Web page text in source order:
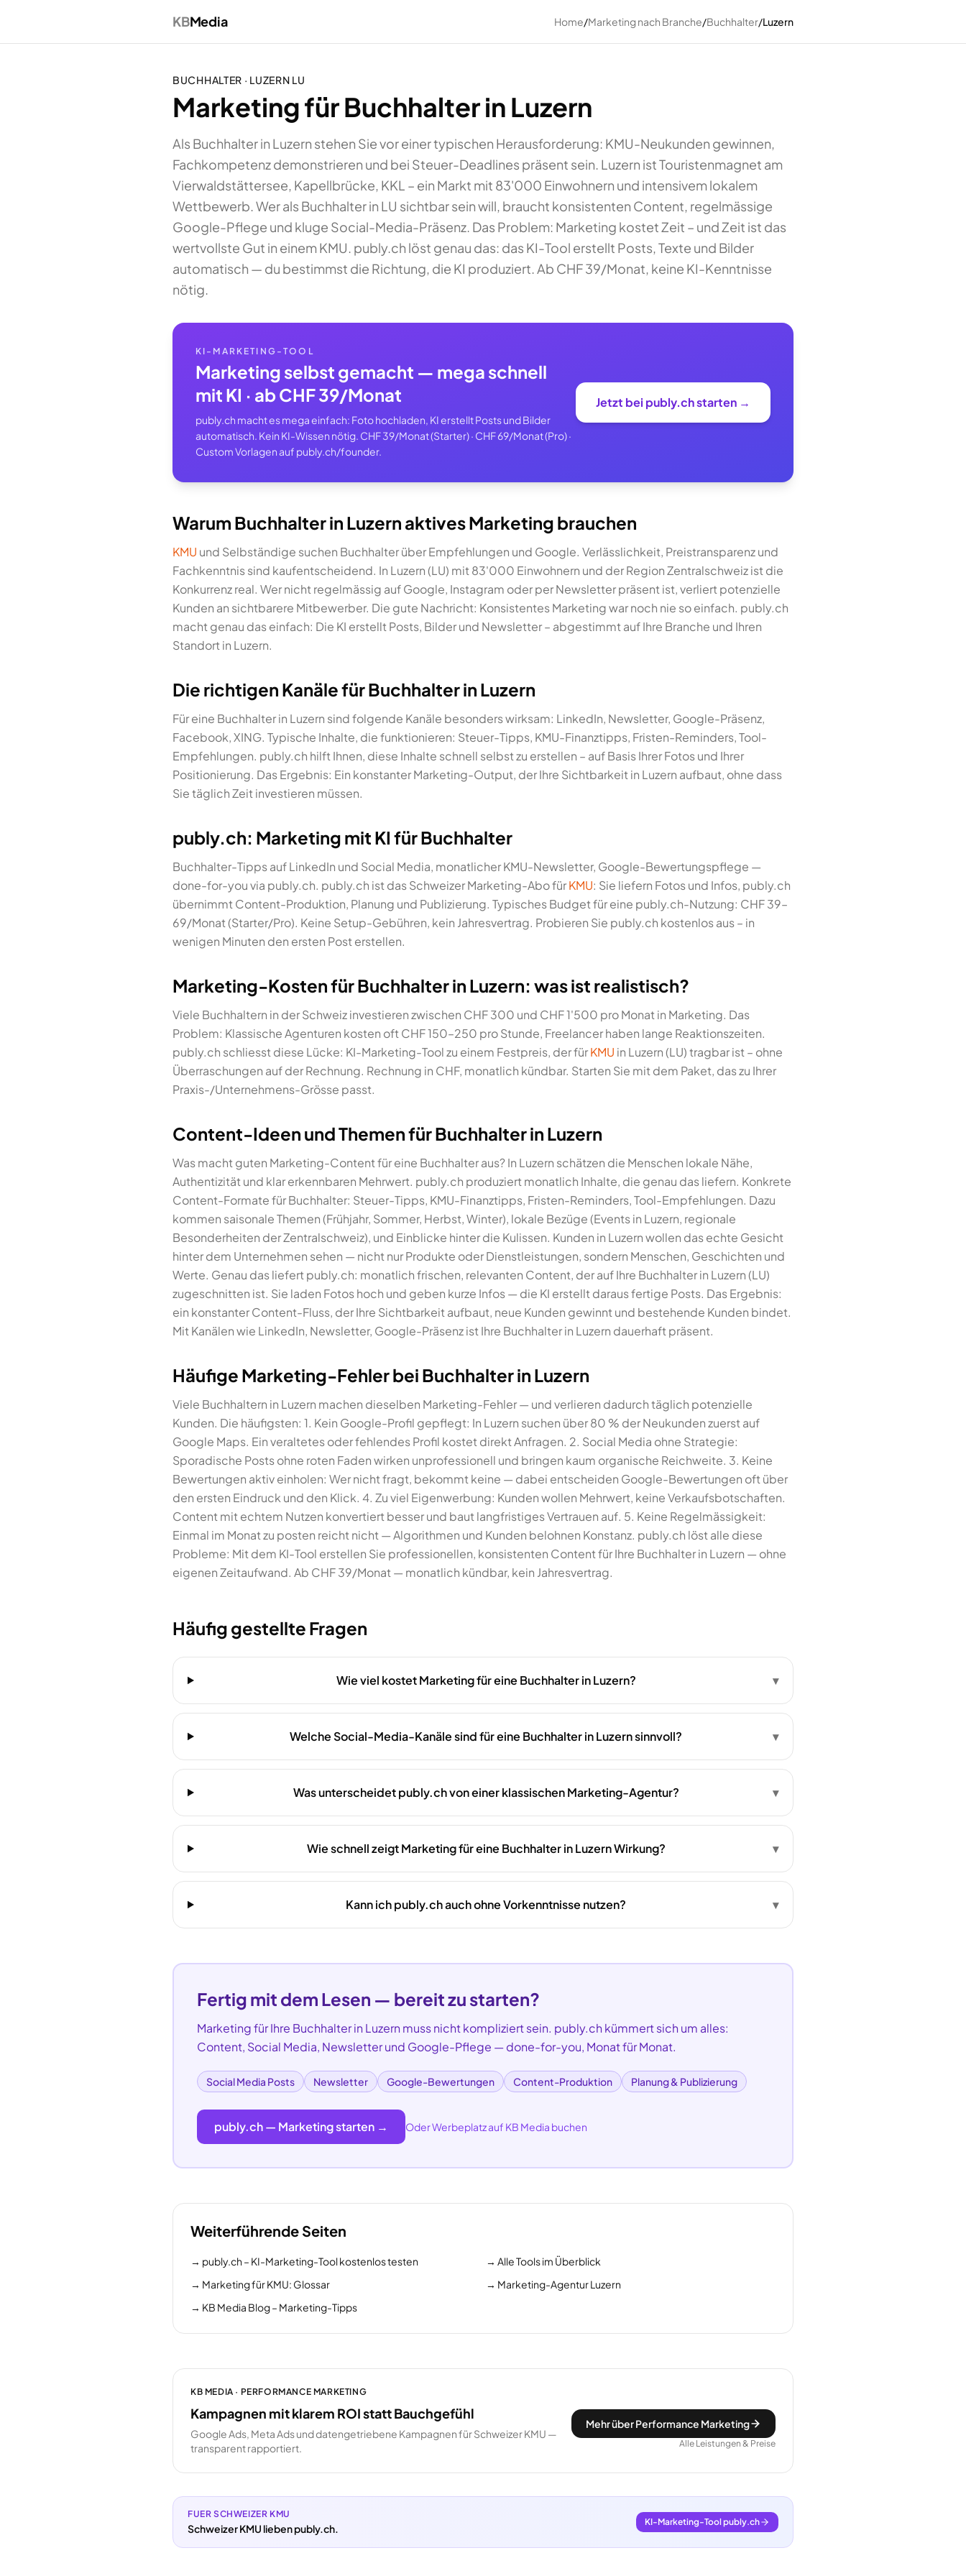
KBMedia Home/Marketing nach Branche/Buchhalter/Luzern
BUCHHALTER · LUZERN LU
Marketing für Buchhalter in Luzern
Als Buchhalter in Luzern stehen Sie vor einer typischen Herausforderung: KMU-Neukunden gewinnen,
Fachkompetenz demonstrieren und bei Steuer-Deadlines präsent sein. Luzern ist Touristenmagnet am
Vierwaldstättersee, Kapellbrücke, KKL – ein Markt mit 83'000 Einwohnern und intensivem lokalem
Wettbewerb. Wer als Buchhalter in LU sichtbar sein will, braucht konsistenten Content, regelmässige
Google-Pflege und kluge Social-Media-Präsenz. Das Problem: Marketing kostet Zeit – und Zeit ist das
wertvollste Gut in einem KMU. publy.ch löst genau das: das KI-Tool erstellt Posts, Texte und Bilder
automatisch — du bestimmst die Richtung, die KI produziert. Ab CHF 39/Monat, keine KI-Kenntnisse
nötig.
KI-MARKETING-TOOL
Marketing selbst gemacht — mega schnell
mit KI · ab CHF 39/Monat
publy.ch macht es mega einfach: Foto hochladen, KI erstellt Posts und Bilder
automatisch. Kein KI-Wissen nötig. CHF 39/Monat (Starter) · CHF 69/Monat (Pro) ·
Custom Vorlagen auf publy.ch/founder.
Jetzt bei publy.ch starten →
Warum Buchhalter in Luzern aktives Marketing brauchen
KMU und Selbständige suchen Buchhalter über Empfehlungen und Google. Verlässlichkeit, Preistransparenz und
Fachkenntnis sind kaufentscheidend. In Luzern (LU) mit 83'000 Einwohnern und der Region Zentralschweiz ist die
Konkurrenz real. Wer nicht regelmässig auf Google, Instagram oder per Newsletter präsent ist, verliert potenzielle
Kunden an sichtbarere Mitbewerber. Die gute Nachricht: Konsistentes Marketing war noch nie so einfach. publy.ch
macht genau das einfach: Die KI erstellt Posts, Bilder und Newsletter – abgestimmt auf Ihre Branche und Ihren
Standort in Luzern.
Die richtigen Kanäle für Buchhalter in Luzern
Für eine Buchhalter in Luzern sind folgende Kanäle besonders wirksam: LinkedIn, Newsletter, Google-Präsenz,
Facebook, XING. Typische Inhalte, die funktionieren: Steuer-Tipps, KMU-Finanztipps, Fristen-Reminders, Tool-
Empfehlungen. publy.ch hilft Ihnen, diese Inhalte schnell selbst zu erstellen – auf Basis Ihrer Fotos und Ihrer
Positionierung. Das Ergebnis: Ein konstanter Marketing-Output, der Ihre Sichtbarkeit in Luzern aufbaut, ohne dass
Sie täglich Zeit investieren müssen.
publy.ch: Marketing mit KI für Buchhalter
Buchhalter-Tipps auf LinkedIn und Social Media, monatlicher KMU-Newsletter, Google-Bewertungspflege —
done-for-you via publy.ch. publy.ch ist das Schweizer Marketing-Abo fürKMU: Sie liefern Fotos und Infos, publy.ch
übernimmt Content-Produktion, Planung und Publizierung. Typisches Budget für eine publy.ch-Nutzung: CHF 39–
69/Monat (Starter/Pro). Keine Setup-Gebühren, kein Jahresvertrag. Probieren Sie publy.ch kostenlos aus – in
wenigen Minuten den ersten Post erstellen.
Marketing-Kosten für Buchhalter in Luzern: was ist realistisch?
Viele Buchhaltern in der Schweiz investieren zwischen CHF 300 und CHF 1'500 pro Monat in Marketing. Das
Problem: Klassische Agenturen kosten oft CHF 150–250 pro Stunde, Freelancer haben lange Reaktionszeiten.
publy.ch schliesst diese Lücke: KI-Marketing-Tool zu einem Festpreis, der fürKMU in Luzern (LU) tragbar ist – ohne
Überraschungen auf der Rechnung. Rechnung in CHF, monatlich kündbar. Starten Sie mit dem Paket, das zu Ihrer
Praxis-/Unternehmens-Grösse passt.
Content-Ideen und Themen für Buchhalter in Luzern
Was macht guten Marketing-Content für eine Buchhalter aus? In Luzern schätzen die Menschen lokale Nähe,
Authentizität und klar erkennbaren Mehrwert. publy.ch produziert monatlich Inhalte, die genau das liefern. Konkrete
Content-Formate für Buchhalter: Steuer-Tipps, KMU-Finanztipps, Fristen-Reminders, Tool-Empfehlungen. Dazu
kommen saisonale Themen (Frühjahr, Sommer, Herbst, Winter), lokale Bezüge (Events in Luzern, regionale
Besonderheiten der Zentralschweiz), und Einblicke hinter die Kulissen. Kunden in Luzern wollen das echte Gesicht
hinter dem Unternehmen sehen — nicht nur Produkte oder Dienstleistungen, sondern Menschen, Geschichten und
Werte. Genau das liefert publy.ch: monatlich frischen, relevanten Content, der auf Ihre Buchhalter in Luzern (LU)
zugeschnitten ist. Sie laden Fotos hoch und geben kurze Infos — die KI erstellt daraus fertige Posts. Das Ergebnis:
ein konstanter Content-Fluss, der Ihre Sichtbarkeit aufbaut, neue Kunden gewinnt und bestehende Kunden bindet.
Mit Kanälen wie LinkedIn, Newsletter, Google-Präsenz ist Ihre Buchhalter in Luzern dauerhaft präsent.
Häufige Marketing-Fehler bei Buchhalter in Luzern
Viele Buchhaltern in Luzern machen dieselben Marketing-Fehler — und verlieren dadurch täglich potenzielle
Kunden. Die häufigsten: 1. Kein Google-Profil gepflegt: In Luzern suchen über 80 % der Neukunden zuerst auf
Google Maps. Ein veraltetes oder fehlendes Profil kostet direkt Anfragen. 2. Social Media ohne Strategie:
Sporadische Posts ohne roten Faden wirken unprofessionell und bringen kaum organische Reichweite. 3. Keine
Bewertungen aktiv einholen: Wer nicht fragt, bekommt keine — dabei entscheiden Google-Bewertungen oft über
den ersten Eindruck und den Klick. 4. Zu viel Eigenwerbung: Kunden wollen Mehrwert, keine Verkaufsbotschaften.
Content mit echtem Nutzen konvertiert besser und baut langfristiges Vertrauen auf. 5. Keine Regelmässigkeit:
Einmal im Monat zu posten reicht nicht — Algorithmen und Kunden belohnen Konstanz. publy.ch löst alle diese
Probleme: Mit dem KI-Tool erstellen Sie professionellen, konsistenten Content für Ihre Buchhalter in Luzern — ohne
eigenen Zeitaufwand. Ab CHF 39/Monat — monatlich kündbar, kein Jahresvertrag.
Häufig gestellte Fragen
Wie viel kostet Marketing für eine Buchhalter in Luzern? ▾
Welche Social-Media-Kanäle sind für eine Buchhalter in Luzern sinnvoll? ▾
Was unterscheidet publy.ch von einer klassischen Marketing-Agentur? ▾
Wie schnell zeigt Marketing für eine Buchhalter in Luzern Wirkung? ▾
Kann ich publy.ch auch ohne Vorkenntnisse nutzen? ▾
Fertig mit dem Lesen — bereit zu starten?
Marketing für Ihre BuchhalterinLuzernmuss nicht kompliziert sein. publy.ch kümmert sich um alles:
Content, Social Media, Newsletter und Google-Pflege — done-for-you, Monat für Monat.
Social Media Posts Newsletter Google-Bewertungen Content-Produktion Planung & Publizierung
publy.ch — Marketing starten → Oder Werbeplatz auf KB Media buchen
Weiterführende Seiten
→ publy.ch – KI-Marketing-Tool kostenlos testen → Alle Tools im Überblick
→ Marketing für KMU: Glossar → Marketing-Agentur Luzern
→ KB Media Blog – Marketing-Tipps
KB MEDIA · PERFORMANCE MARKETING
Kampagnen mit klarem ROI statt Bauchgefühl
Google Ads, Meta Ads und datengetriebene Kampagnen für Schweizer KMU —
transparent rapportiert.
Mehr über Performance Marketing
Alle Leistungen & Preise
FUER SCHWEIZER KMU
Schweizer KMU lieben publy.ch.
KI-Marketing-Tool publy.ch